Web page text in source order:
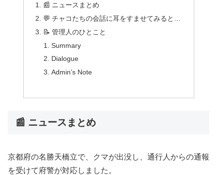
📰 ニュースまとめ
💬 チャコたちの会話に耳をすませてみると…
📝 管理人のひとこと
Summary
Dialogue
Admin’s Note
📰 ニュースまとめ
京都府の名勝天橋立で、クマが出没し、通行人からの通報
を受けて府警が対応しました。